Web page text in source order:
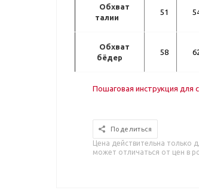
Обхват
талии
51
Обхват
бёдер
58
Пошаговая инструкция для
Поделиться
Цена действительна только
может отличаться от цен в